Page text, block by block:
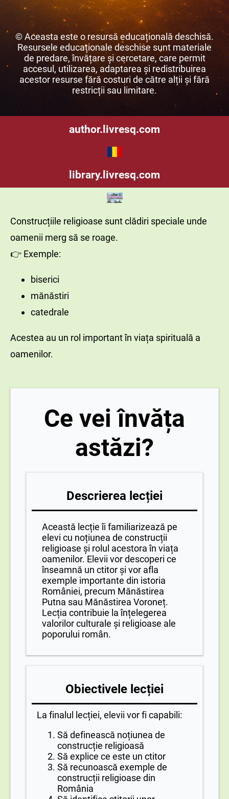
© Aceasta este o resursă educațională deschisă.
Resursele educaționale deschise sunt materiale
de predare, învățare și cercetare, care permit
accesul, utilizarea, adaptarea și redistribuirea
acestor resurse fără costuri de către alții și fără
restricții sau limitare.
author.livresq.com
library.livresq.com
Construcțiile religioase sunt clădiri speciale unde
oamenii merg să se roage.
👉 Exemple:
biserici
mănăstiri
catedrale
Acestea au un rol important în viața spirituală a
oamenilor.
Ce vei învăța
astăzi?
Descrierea lecției
Această lecție îi familiarizează pe
elevi cu noțiunea de construcții
religioase și rolul acestora în viața
oamenilor. Elevii vor descoperi ce
înseamnă un ctitor și vor afla
exemple importante din istoria
României, precum Mănăstirea
Putna sau Mănăstirea Voroneț.
Lecția contribuie la înțelegerea
valorilor culturale și religioase ale
poporului român.
Obiectivele lecției
La finalul lecției, elevii vor fi capabili:
Să definească noțiunea de
construcție religioasă
Să explice ce este un ctitor
Să recunoască exemple de
construcții religioase din
România